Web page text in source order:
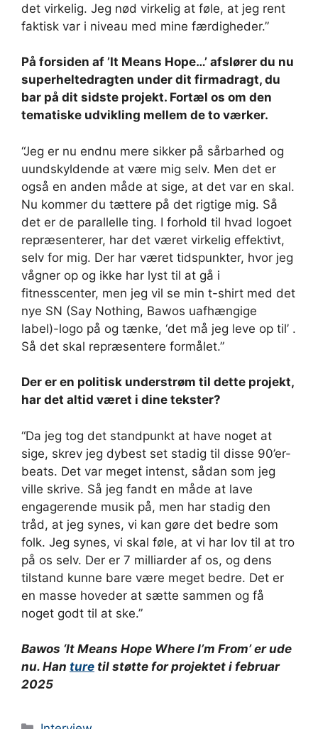
det virkelig. Jeg nød virkelig at føle, at jeg rent
faktisk var i niveau med mine færdigheder.”
På forsiden af ​​’It Means Hope…’ afslører du nu
superheltedragten under dit firmadragt, du
bar på dit sidste projekt. Fortæl os om den
tematiske udvikling mellem de to værker.
“Jeg er nu endnu mere sikker på sårbarhed og
uundskyldende at være mig selv. Men det er
også en anden måde at sige, at det var en skal.
Nu kommer du tættere på det rigtige mig. Så
det er de parallelle ting. I forhold til hvad logoet
repræsenterer, har det været virkelig effektivt,
selv for mig. Der har været tidspunkter, hvor jeg
vågner op og ikke har lyst til at gå i
fitnesscenter, men jeg vil se min t-shirt med det
nye SN (Say Nothing, Bawos uafhængige
label)-logo på og tænke, ‘det må jeg leve op til’ .
Så det skal repræsentere formålet.”
Der er en politisk understrøm til dette projekt,
har det altid været i dine tekster?
“Da jeg tog det standpunkt at have noget at
sige, skrev jeg dybest set stadig til disse 90’er-
beats. Det var meget intenst, sådan som jeg
ville skrive. Så jeg fandt en måde at lave
engagerende musik på, men har stadig den
tråd, at jeg synes, vi kan gøre det bedre som
folk. Jeg synes, vi skal føle, at vi har lov til at tro
på os selv. Der er 7 milliarder af os, og dens
tilstand kunne bare være meget bedre. Det er
en masse hoveder at sætte sammen og få
noget godt til at ske.”
Bawos ‘It Means Hope Where I’m From’ er ude
nu. Han ture til støtte for projektet i februar
2025
Kategorier